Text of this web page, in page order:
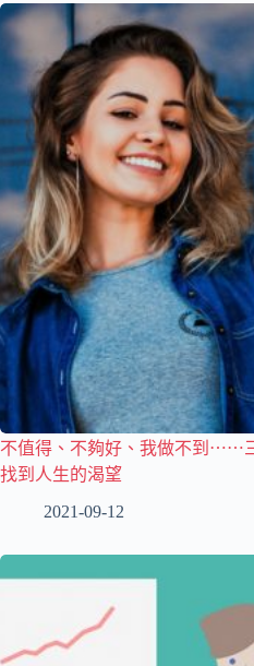
不值得、不夠好、我做不到⋯⋯
找到人生的渴望
2021-09-12